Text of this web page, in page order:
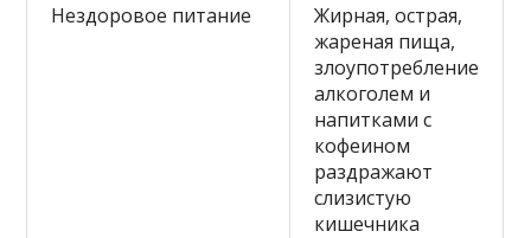
Нездоровое питание
Жирная, острая,
жареная пища,
злоупотребление
алкоголем и
напитками с
кофеином
раздражают
слизистую
кишечника